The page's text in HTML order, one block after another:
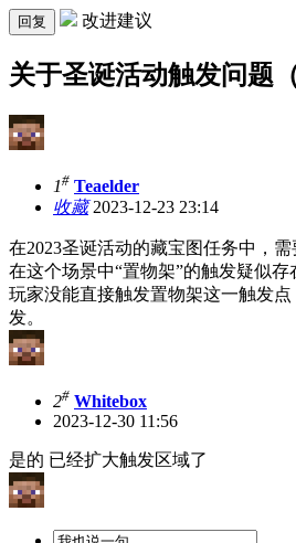
回复 改进建议
关于圣诞活动触发问题
1# Teaelder
收藏2023-12-23 23:14
在2023圣诞活动的藏宝图任务中，需
在这个场景中“置物架”的触发疑似
玩家没能直接触发置物架这一触发
发。
2# Whitebox
2023-12-30 11:56
是的 已经扩大触发区域了